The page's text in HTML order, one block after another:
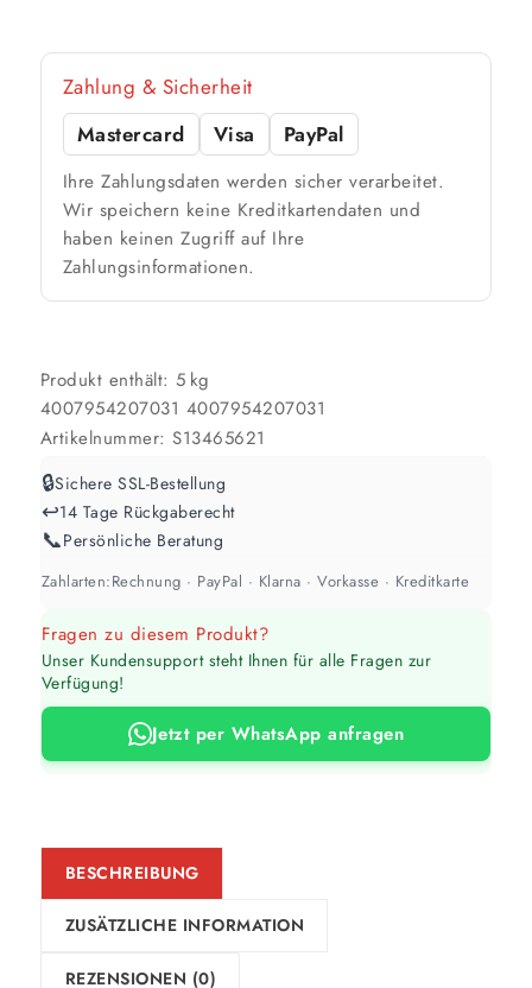
🎨 Jetziger Zustand
Farbig / dunkel
2 Anstriche empfohlen
Weiß / hell
Werte sind Richtwerte und können je nach Untergrund und Werkzeug
abweichen. Für 10 % Reserve wird automatisch aufgerundet.
Zahlung & Sicherheit
Mastercard
Visa PayPal
Ihre Zahlungsdaten werden sicher verarbeitet.
Wir speichern keine Kreditkartendaten und
haben keinen Zugriff auf Ihre
Zahlungsinformationen.
Produkt enthält: 5 kg
4007954207031 4007954207031
Artikelnummer:S13465621
🔒Sichere SSL-Bestellung
↩️14 Tage Rückgaberecht
📞Persönliche Beratung
Zahlarten:Rechnung · PayPal · Klarna · Vorkasse · Kreditkarte
Fragen zu diesem Produkt?
Unser Kundensupport steht Ihnen für alle Fragen zur
Verfügung!
Jetzt per WhatsApp anfragen
BESCHREIBUNG
ZUSÄTZLICHE INFORMATION
REZENSIONEN (0)